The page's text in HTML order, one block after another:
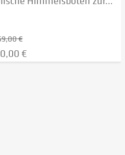
€
€